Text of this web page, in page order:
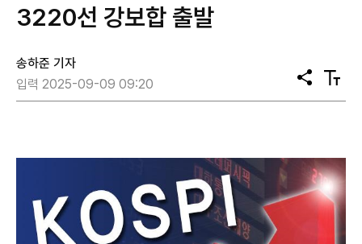
3220선 강보합 출발
송하준 기자
입력 2025-09-09 09:20
공
유
텍
스